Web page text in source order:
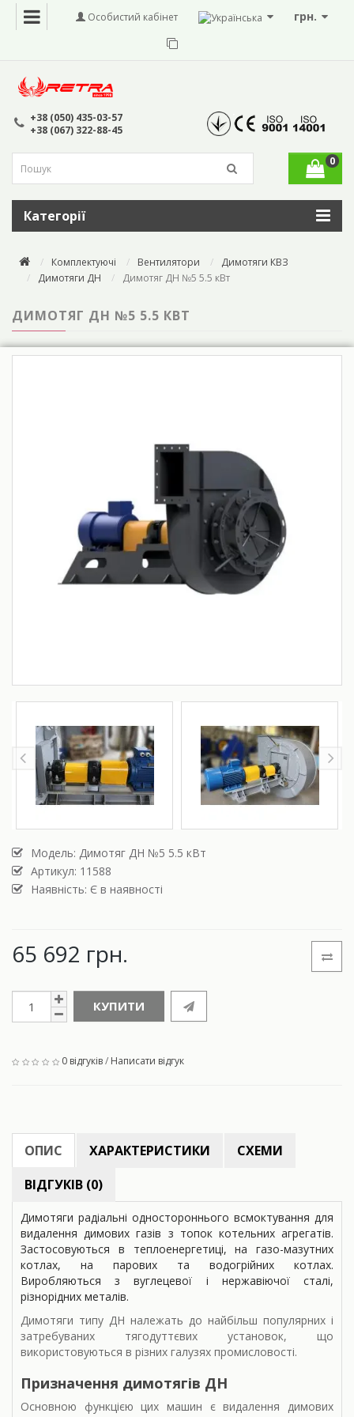
грн.
Особистий кабінет
+38 (050) 435-03-57
+38 (067) 322-88-45
0
Категорії
Комплектуючі Вентилятори
Димотяги КВЗ
Димотяги ДН
Димотяг ДН №5 5.5 кВт
ДИМОТЯГ ДН №5 5.5 КВТ
Модель: Димотяг ДН №5 5.5 кВт
Артикул: 11588
Наявність: Є в наявності
65 692 грн.
КУПИТИ
0 відгуків/ Написати відгук
ОПИС ХАРАКТЕРИСТИКИ
СХЕМИ
ВІДГУКІВ (0)
Димотяги радіальні одностороннього всмоктування для
видалення димових газів з топок котельних агрегатів.
Застосовуються в теплоенергетиці, на газо-мазутних
котлах, на парових та водогрійних котлах.
Виробляються з вуглецевої і нержавіючої сталі,
різнорідних металів.
Димотяги типу ДН належать до найбільш популярних і
затребуваних тягодуттєвих установок, що
використовуються в різних галузях промисловості.
Призначення димотягів ДН
Основною функцією цих машин є видалення димових